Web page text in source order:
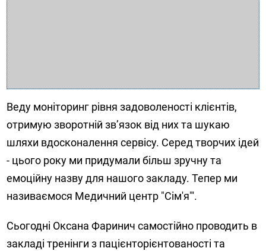
Веду моніторинг рівня задоволеності клієнтів,
отримую зворотній зв’язок від них та шукаю
шляхи вдосконалення сервісу. Серед творчих ідей
- цього року ми придумали більш зручну та
емоційну назву для нашого закладу. Тепер ми
називаємося Медичний центр "Сім'я"'.
Сьогодні Оксана Фаринич самостійно проводить в
закладі тренінги з пацієнторієнтованості та